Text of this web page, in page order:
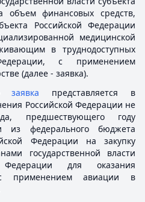
объем финансовых средств,
Российской Федерации
медицинской
в труднодоступных
с применением
(далее - заявка).
заявка представляется в
Российской Федерации не
предшествующего году
из федерального бюджета
Федерации на закупку
государственной власти
Федерации для оказания
применением авиации в